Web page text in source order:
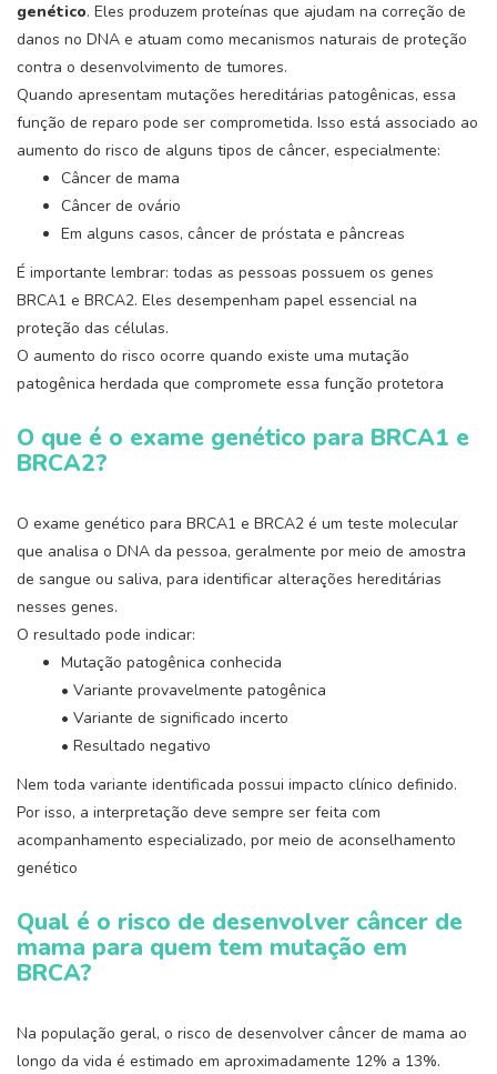
genético. Eles produzem proteínas que ajudam na correção de
danos no DNA e atuam como mecanismos naturais de proteção
contra o desenvolvimento de tumores.
Quando apresentam mutações hereditárias patogênicas, essa
função de reparo pode ser comprometida. Isso está associado ao
aumento do risco de alguns tipos de câncer, especialmente:
Câncer de mama
Câncer de ovário
Em alguns casos, câncer de próstata e pâncreas
É importante lembrar: todas as pessoas possuem os genes
BRCA1 e BRCA2. Eles desempenham papel essencial na
proteção das células.
O aumento do risco ocorre quando existe uma mutação
patogênica herdada que compromete essa função protetora
O que é o exame genético para BRCA1 e
BRCA2?
O exame genético para BRCA1 e BRCA2 é um teste molecular
que analisa o DNA da pessoa, geralmente por meio de amostra
de sangue ou saliva, para identificar alterações hereditárias
nesses genes.
O resultado pode indicar:
Mutação patogênica conhecida
• Variante provavelmente patogênica
• Variante de significado incerto
• Resultado negativo
Nem toda variante identificada possui impacto clínico definido.
Por isso, a interpretação deve sempre ser feita com
acompanhamento especializado, por meio de aconselhamento
genético
Qual é o risco de desenvolver câncer de
mama para quem tem mutação em
BRCA?
Na população geral, o risco de desenvolver câncer de mama ao
longo da vida é estimado em aproximadamente 12% a 13%.